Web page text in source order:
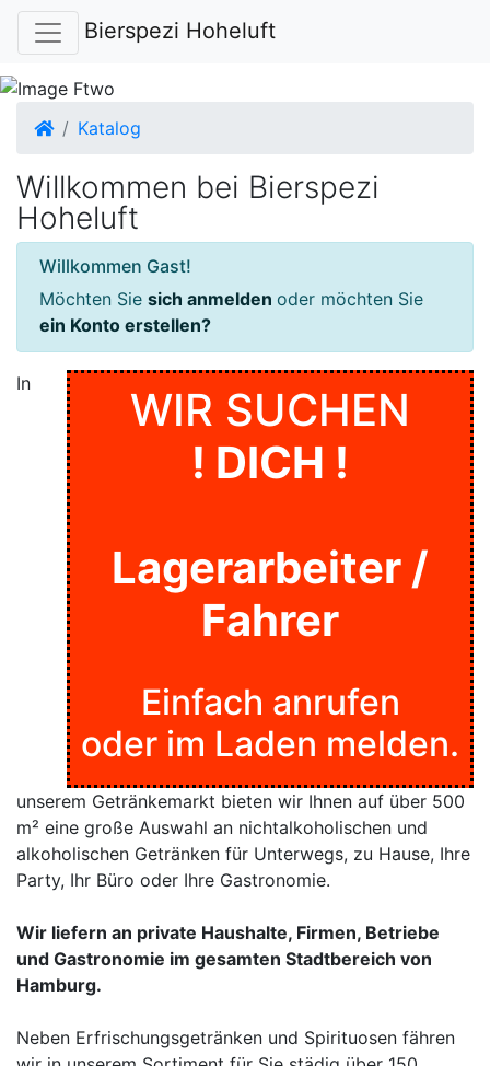
Bierspezi Hoheluft
Startseite
Katalog
Willkommen bei Bierspezi
Hoheluft
Willkommen Gast!
Möchten Sie sich anmelden oder möchten Sie
ein Konto erstellen?
WIR SUCHEN
! DICH !
Lagerarbeiter /
Fahrer
Einfach anrufen
oder im Laden melden.
In
unserem Getränkemarkt bieten wir Ihnen auf über 500
m² eine große Auswahl an nichtalkoholischen und
alkoholischen Getränken für Unterwegs, zu Hause, Ihre
Party, Ihr Büro oder Ihre Gastronomie.
Wir liefern an private Haushalte, Firmen, Betriebe
und Gastronomie im gesamten Stadtbereich von
Hamburg.
Neben Erfrischungsgetränken und Spirituosen fähren